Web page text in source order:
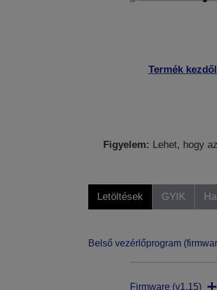
Termék
Figyelem: Lehet, hogy
Letöltések GYIK
Belső vezérlőprogram
Firmware (v1.15)